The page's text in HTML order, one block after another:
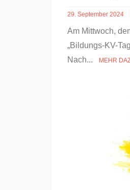
29. September 2024
Am Mittwoch,
„Bildungs-KV-
Nach...
MEHR